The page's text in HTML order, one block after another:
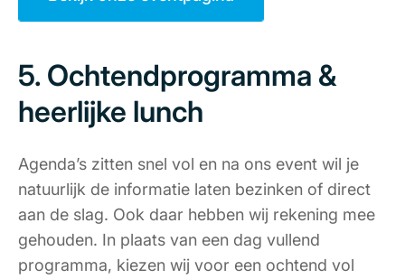
5. Ochtendprogramma &
heerlijke lunch
Agenda’s zitten snel vol en na ons event wil je
natuurlijk de informatie laten bezinken of direct
aan de slag. Ook daar hebben wij rekening mee
gehouden. In plaats van een dag vullend
programma, kiezen wij voor een ochtend vol